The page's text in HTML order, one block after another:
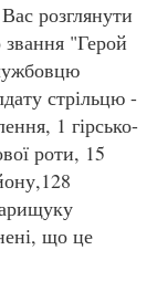
розглянути
"Герой
стрільцю -
1 гірсько-
роти, 15
що це